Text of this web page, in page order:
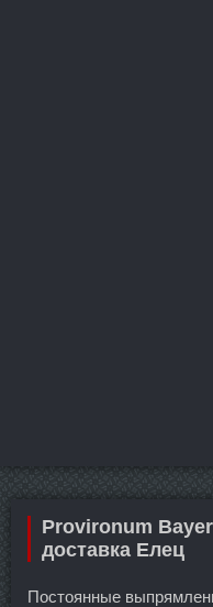
Provironum
доставка Елец
Постоянные